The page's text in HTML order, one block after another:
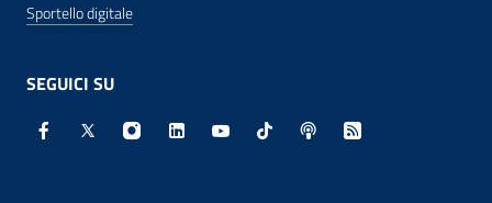
Sportello digitale
SEGUICI SU
Facebook - Sito esterno - Apertura in nuova finestra
X - Sito esterno - Apertura in nuova finestra
Instagram - Sito esterno - Apertura in
Linkedin - Sito esterno - Apertura in
Youtube - Sito esterno -
TikTok - Sito esterno -
Spreaker - Sito
Feed RSS -